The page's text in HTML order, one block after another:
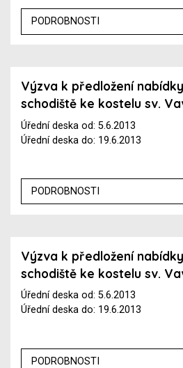
PODROBNOSTI
Výzva k předložení
schodiště ke kostelu sv.
Úřední deska od: 5.6.2013
Úřední deska do: 19.6.2013
PODROBNOSTI
Výzva k předložení
schodiště ke kostelu sv.
Úřední deska od: 5.6.2013
Úřední deska do: 19.6.2013
PODROBNOSTI